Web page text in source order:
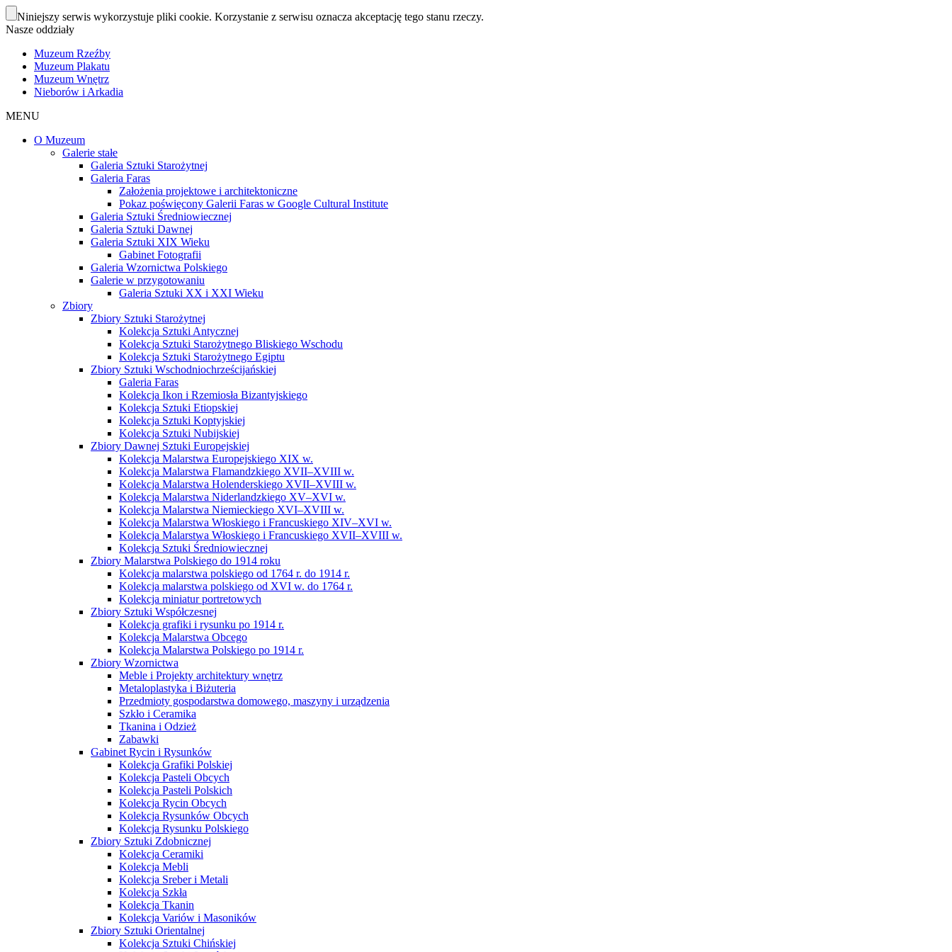
Niniejszy serwis wykorzystuje pliki cookie. Korzystanie z serwisu oznacza akceptację tego stanu rzeczy.
Nasze oddziały
Muzeum Rzeźby
Muzeum Plakatu
Muzeum Wnętrz
Nieborów i Arkadia
MENU
O Muzeum
Galerie stałe
Galeria Sztuki Starożytnej
Galeria Faras
Założenia projektowe i architektoniczne
Pokaz poświęcony Galerii Faras w Google Cultural Institute
Galeria Sztuki Średniowiecznej
Galeria Sztuki Dawnej
Galeria Sztuki XIX Wieku
Gabinet Fotografii
Galeria Wzornictwa Polskiego
Galerie w przygotowaniu
Galeria Sztuki XX i XXI Wieku
Zbiory
Zbiory Sztuki Starożytnej
Kolekcja Sztuki Antycznej
Kolekcja Sztuki Starożytnego Bliskiego Wschodu
Kolekcja Sztuki Starożytnego Egiptu
Zbiory Sztuki Wschodniochrześcijańskiej
Galeria Faras
Kolekcja Ikon i Rzemiosła Bizantyjskiego
Kolekcja Sztuki Etiopskiej
Kolekcja Sztuki Koptyjskiej
Kolekcja Sztuki Nubijskiej
Zbiory Dawnej Sztuki Europejskiej
Kolekcja Malarstwa Europejskiego XIX w.
Kolekcja Malarstwa Flamandzkiego XVII–XVIII w.
Kolekcja Malarstwa Holenderskiego XVII–XVIII w.
Kolekcja Malarstwa Niderlandzkiego XV–XVI w.
Kolekcja Malarstwa Niemieckiego XVI–XVIII w.
Kolekcja Malarstwa Włoskiego i Francuskiego XIV–XVI w.
Kolekcja Malarstwa Włoskiego i Francuskiego XVII–XVIII w.
Kolekcja Sztuki Średniowiecznej
Zbiory Malarstwa Polskiego do 1914 roku
Kolekcja malarstwa polskiego od 1764 r. do 1914 r.
Kolekcja malarstwa polskiego od XVI w. do 1764 r.
Kolekcja miniatur portretowych
Zbiory Sztuki Współczesnej
Kolekcja grafiki i rysunku po 1914 r.
Kolekcja Malarstwa Obcego
Kolekcja Malarstwa Polskiego po 1914 r.
Zbiory Wzornictwa
Meble i Projekty architektury wnętrz
Metaloplastyka i Biżuteria
Przedmioty gospodarstwa domowego, maszyny i urządzenia
Szkło i Ceramika
Tkanina i Odzież
Zabawki
Gabinet Rycin i Rysunków
Kolekcja Grafiki Polskiej
Kolekcja Pasteli Obcych
Kolekcja Pasteli Polskich
Kolekcja Rycin Obcych
Kolekcja Rysunków Obcych
Kolekcja Rysunku Polskiego
Zbiory Sztuki Zdobnicznej
Kolekcja Ceramiki
Kolekcja Mebli
Kolekcja Sreber i Metali
Kolekcja Szkła
Kolekcja Tkanin
Kolekcja Variów i Masoników
Zbiory Sztuki Orientalnej
Kolekcja Sztuki Chińskiej